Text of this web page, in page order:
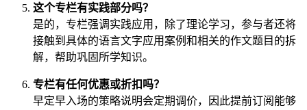
这个专栏有实践部分吗？
是的，专栏强调实践应用，除了理论学习，参与者还将
接触到具体的语言文字应用案例和相关的作文题目的拆
解，帮助巩固所学知识。
专栏有任何优惠或折扣吗？
早定早入场的策略说明会定期调价，因此提前订阅能够